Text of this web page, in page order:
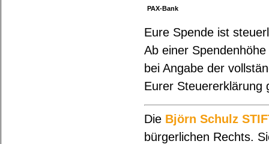
PAX-Bank
Eure Spende ist
Ab einer
bei Angabe der
Eurer Steuererklärung
Die Björn Schulz
bürgerlichen Rechts.